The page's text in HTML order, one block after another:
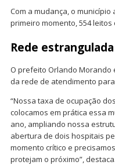
Com a mudança, o
primeiro momento, 554
Rede estrangulada
O prefeito Orlando Morando
da rede de atendimento
“Nossa taxa de ocupação
colocamos em prática essa
ano, ampliando nossa
abertura de dois hospitais
momento crítico e
protejam o próximo”, destaca.